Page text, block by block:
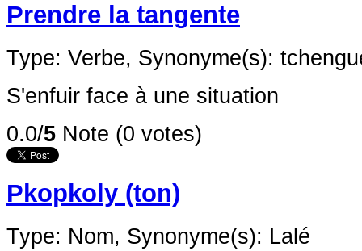
Prendre la tangente
Type: Verbe, Synonyme(s):
S'enfuir face à une situation
0.0/5 Note (0 votes)
Pkopkoly (ton)
Type: Nom, Synonyme(s): Lalé